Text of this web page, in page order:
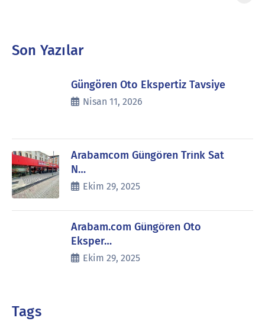
Son Yazılar
Güngören Oto Ekspertiz Tavsiye
Nisan 11, 2026
Arabamcom Güngören Trink Sat
N…
Ekim 29, 2025
Arabam.com Güngören Oto
Eksper…
Ekim 29, 2025
Tags